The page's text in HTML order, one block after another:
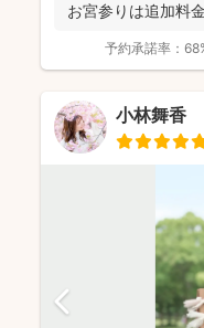
お宮参りは追加料
予約承諾率：
小林舞香